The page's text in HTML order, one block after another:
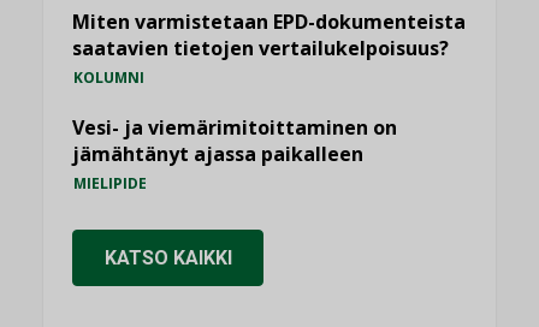
Miten varmistetaan EPD-dokumenteista
saatavien tietojen vertailukelpoisuus?
KOLUMNI
Vesi- ja viemärimitoittaminen on
jämähtänyt ajassa paikalleen
MIELIPIDE
KATSO KAIKKI